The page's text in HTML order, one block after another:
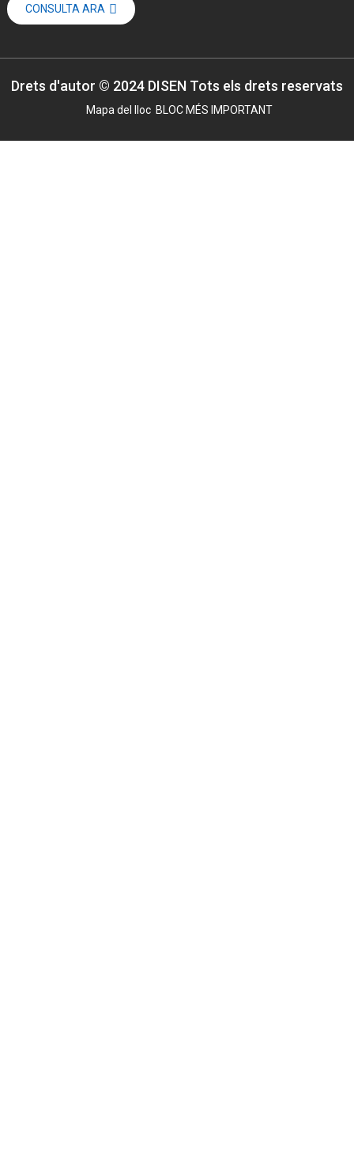
CONSULTA ARA
Drets d'autor © 2024 DISEN Tots els drets reservats
Mapa del lloc BLOC MÉS IMPORTANT